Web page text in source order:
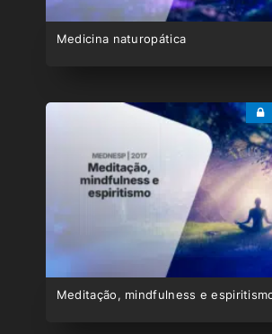
Medicina naturopática
Meditação, mindfulness e